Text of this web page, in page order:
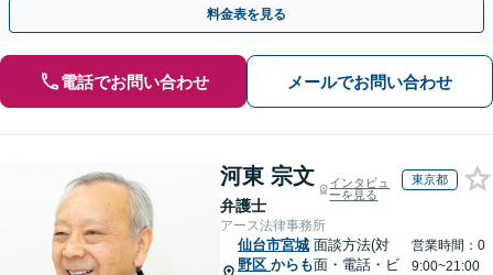
料金表を見る
電話でお問い合わせ メールでお問い合わせ
河東 宗文
弁護士
インタビュ
ーを見る
東京都
アース法律事務所
仙台市宮城
野区 からも
面談方法(対
面・電話・ビ
営業時間：0
9:00~21:00